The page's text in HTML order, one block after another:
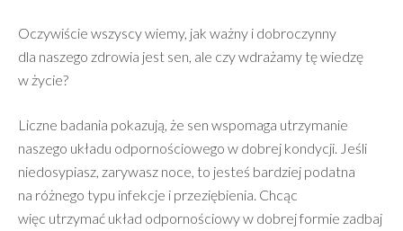
Oczywiście wszyscy wiemy, jak ważny i dobroczynny
dla naszego zdrowia jest sen, ale czy wdrażamy tę wiedzę
w życie?
Liczne badania pokazują, że sen wspomaga utrzymanie
naszego układu odpornościowego w dobrej kondycji. Jeśli
niedosypiasz, zarywasz noce, to jesteś bardziej podatna
na różnego typu infekcje i przeziębienia. Chcąc
więc utrzymać układ odpornościowy w dobrej formie zadbaj